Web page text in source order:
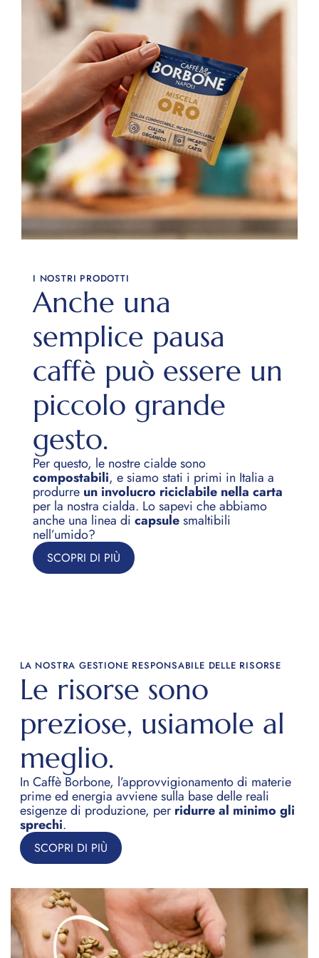
I NOSTRI PRODOTTI
Anche una
semplice pausa
caffè può essere un
piccolo grande
gesto.
Per questo, le nostre cialde sono
compostabili, e siamo stati i primi in Italia a
produrre un involucro riciclabile nella carta
per la nostra cialda. Lo sapevi che abbiamo
anche una linea di capsulesmaltibili
nell’umido?
SCOPRI DI PIÙ
La nostra energia
Dal 2022, il nostro stabilimento di Caivano
utilizzasolo energia elettrica rinnovabile
stabilimento, che prevede anche un impianto
fotovoltaico da 1000 kW, interamente dedicato
all’autoconsumo.
LA NOSTRA GESTIONE RESPONSABILE DELLE RISORSE
Le risorse sono
preziose, usiamole al
meglio.
In Caffè Borbone, l’approvvigionamento di materie
prime ed energia avviene sulla base delle reali
esigenze di produzione, per ridurre al minimo gli
sprechi.
SCOPRI DI PIÙ